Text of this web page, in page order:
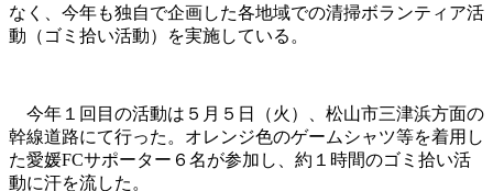
なく、今年も独自で企画した各地域での清掃ボランティア活
動（ゴミ拾い活動）を実施している。
今年１回目の活動は５月５日（火）、松山市三津浜方面の
幹線道路にて行った。オレンジ色のゲームシャツ等を着用し
た愛媛FCサポーター６名が参加し、約１時間のゴミ拾い活
動に汗を流した。